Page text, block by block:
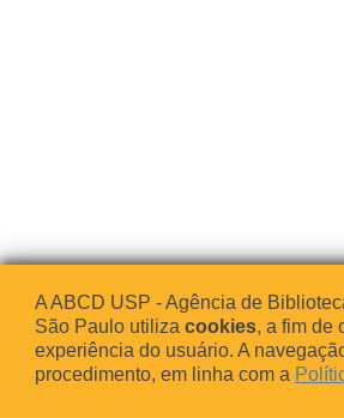
A ABCD USP - Agência de
São Paulo utiliza cookies, a fim de
experiência do usuário. A
procedimento, em linha com a